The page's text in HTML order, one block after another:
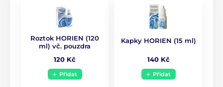
Roztok HORIEN (120
ml) vč. pouzdra
120 Kč
Přidat
Kapky HORIEN (15 ml)
140 Kč
Přidat